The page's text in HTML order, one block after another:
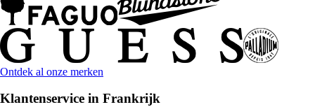
Ontdek al onze merken
Klantenservice in Frankrijk